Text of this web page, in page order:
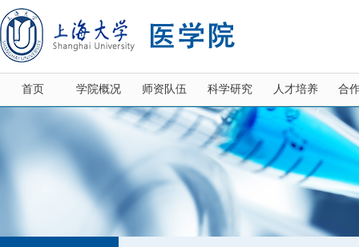
首页 学院概况 师资队伍 科学研究 人才培养 合